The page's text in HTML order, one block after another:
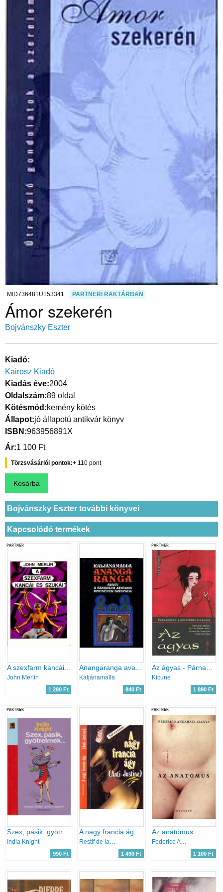
MID736481U153341 PARTNERI RAKTÁRBAN
Ámor szekerén
Bojvánszky Eszter
Kiadó
Kairosz Kiadó
Kiadás éve 2004
Oldalszám 89 oldal
Kötésmód kemény kötés
Állapot jó állapotú antikvár könyv
ISBN 963956891X
Ár 1 100 Ft
Törzsvásárlói pontok 110
Bojvánszky Eszter további könyvei
Kapcsolódó termékek
PARTNER
John Merlin
1 290 Ft
Kaljánamalla
840 Ft
PARTNER
Kicune
1 890 Ft
PARTNER
India Knight
990 Ft 1 490 Ft
PARTNER
Az anatómus
Federico Andahazi
1 100 Ft